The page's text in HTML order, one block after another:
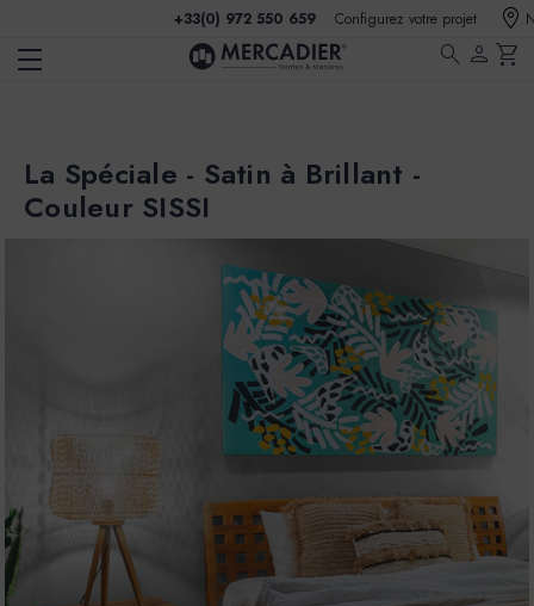
+33(0) 972 550 659 Configurez votre projet
search person shopping_cart
La Spéciale - Satin à Brillant -
Couleur SISSI